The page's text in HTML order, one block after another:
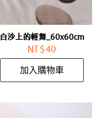
白沙上的輕舞_60x60cm
NT$40
加入購物車